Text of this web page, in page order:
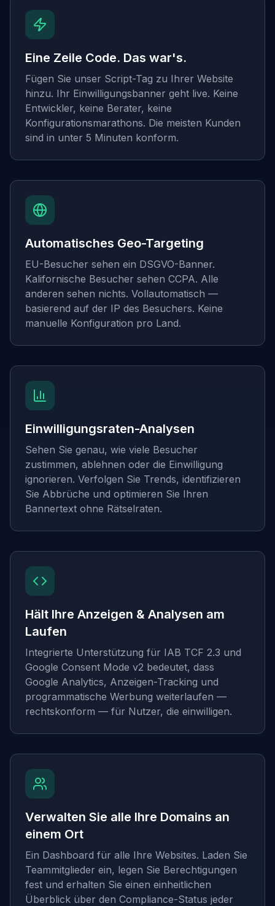
Eine Zeile Code. Das war's.
Fügen Sie unser Script-Tag zu Ihrer Website
hinzu. Ihr Einwilligungsbanner geht live. Keine
Entwickler, keine Berater, keine
Konfigurationsmarathons. Die meisten Kunden
sind in unter 5 Minuten konform.
Automatisches Geo-Targeting
EU-Besucher sehen ein DSGVO-Banner.
Kalifornische Besucher sehen CCPA. Alle
anderen sehen nichts. Vollautomatisch —
basierend auf der IP des Besuchers. Keine
manuelle Konfiguration pro Land.
Einwilligungsraten-Analysen
Sehen Sie genau, wie viele Besucher
zustimmen, ablehnen oder die Einwilligung
ignorieren. Verfolgen Sie Trends, identifizieren
Sie Abbrüche und optimieren Sie Ihren
Bannertext ohne Rätselraten.
Hält Ihre Anzeigen & Analysen am
Laufen
Integrierte Unterstützung für IAB TCF 2.3 und
Google Consent Mode v2 bedeutet, dass
Google Analytics, Anzeigen-Tracking und
programmatische Werbung weiterlaufen —
rechtskonform — für Nutzer, die einwilligen.
Verwalten Sie alle Ihre Domains an
einem Ort
Ein Dashboard für alle Ihre Websites. Laden Sie
Teammitglieder ein, legen Sie Berechtigungen
fest und erhalten Sie einen einheitlichen
Überblick über den Compliance-Status jeder